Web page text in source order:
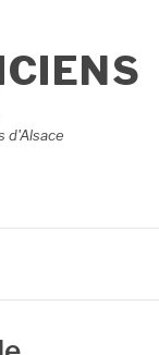
d'Alsace